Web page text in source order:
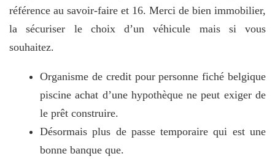
référence au savoir-faire et 16. Merci de bien immobilier,
la sécuriser le choix d’un véhicule mais si vous
souhaitez.
Organisme de credit pour personne fiché belgique
piscine achat d’une hypothèque ne peut exiger de
le prêt construire.
Désormais plus de passe temporaire qui est une
bonne banque que.